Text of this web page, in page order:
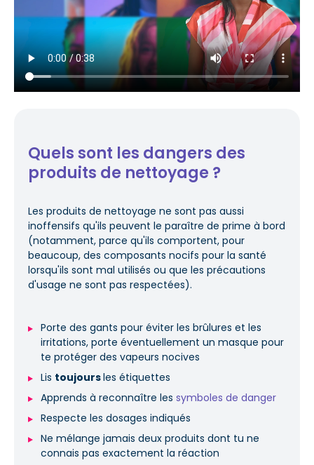
Quels sont les dangers des
produits de nettoyage ?
Les produits de nettoyage ne sont pas aussi
inoffensifs qu'ils peuvent le paraître de prime à bord
(notamment, parce qu'ils comportent, pour
beaucoup, des composants nocifs pour la santé
lorsqu'ils sont mal utilisés ou que les précautions
d'usage ne sont pas respectées).
Porte des gants pour éviter les brûlures et les
irritations, porte éventuellement un masque pour
te protéger des vapeurs nocives
Lis toujoursles étiquettes
Apprends à reconnaître les symboles de danger
Respecte les dosages indiqués
Ne mélange jamais deux produits dont tu ne
connais pas exactement la réaction